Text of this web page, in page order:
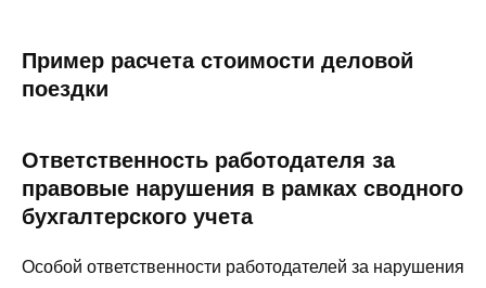
Пример расчета стоимости деловой
поездки
Ответственность работодателя за
правовые нарушения в рамках сводного
бухгалтерского учета
Особой ответственности работодателей за нарушения